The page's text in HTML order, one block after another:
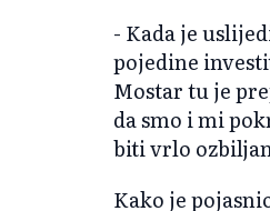
- Kada je
pojedine
Mostar tu je
da smo i mi
biti vrlo
Kako je